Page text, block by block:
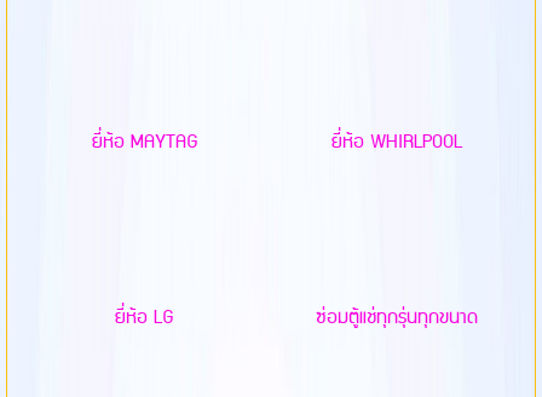
ยี่ห้อ MAYTAG ยี่ห้อ WHIRLPOOL
ยี่ห้อ LG ซ่อมตู้แช่ทุกรุ่นทุกขนาด